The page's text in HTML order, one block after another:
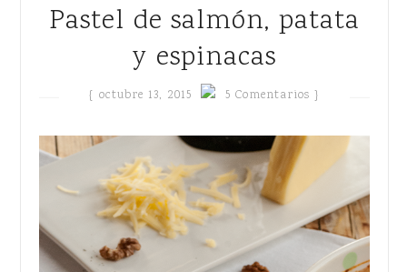
Pastel de salmón, patata
y espinacas
{ octubre 13, 2015 5 Comentarios }